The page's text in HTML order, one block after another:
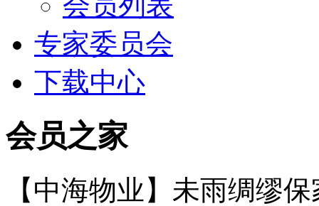
专家委员会
下载中心
会员之家
【中海物业】未雨绸缪